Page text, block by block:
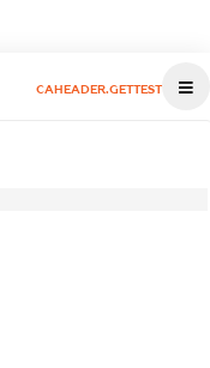
CAHEADER.GETTEST